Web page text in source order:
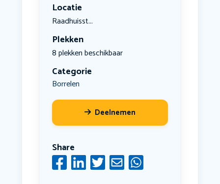
Locatie
Raadhuisst...
Plekken
8 plekken beschikbaar
Categorie
Borrelen
Deelnemen
Share